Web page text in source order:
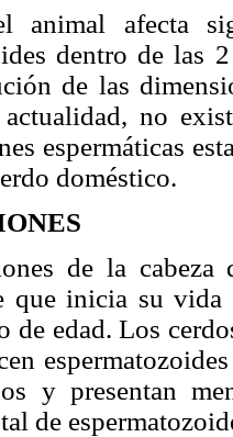
animal afecta
dentro de las
de las
no
espermáticas
doméstico.
de la cabeza
que inicia su vida
de edad. Los
y presentan
de